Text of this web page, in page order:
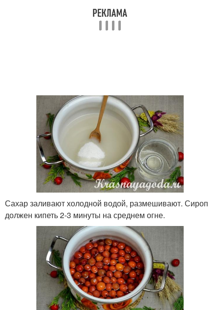
Сахар заливают холодной водой, размешивают. Сироп
должен кипеть 2-3 минуты на среднем огне.